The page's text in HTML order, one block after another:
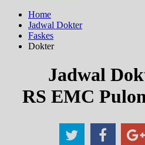
Home
Jadwal Dokter
Faskes
Dokter
Jadwal
RS EMC